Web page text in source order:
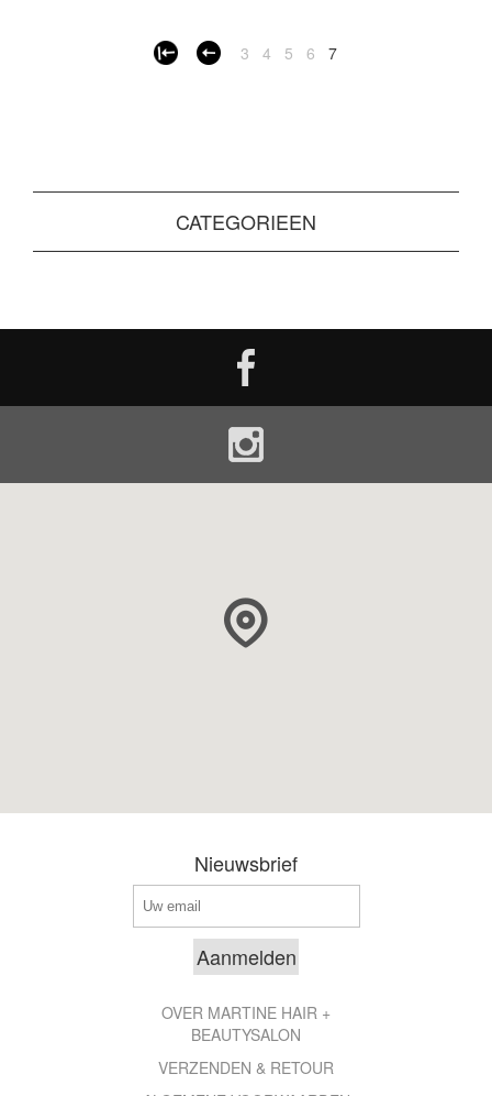
3 4 5 6 7
CATEGORIEEN
Nieuwsbrief
OVER MARTINE HAIR +
BEAUTYSALON
VERZENDEN & RETOUR